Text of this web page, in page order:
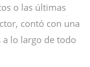
o las últimas
contó con una
lo largo de todo